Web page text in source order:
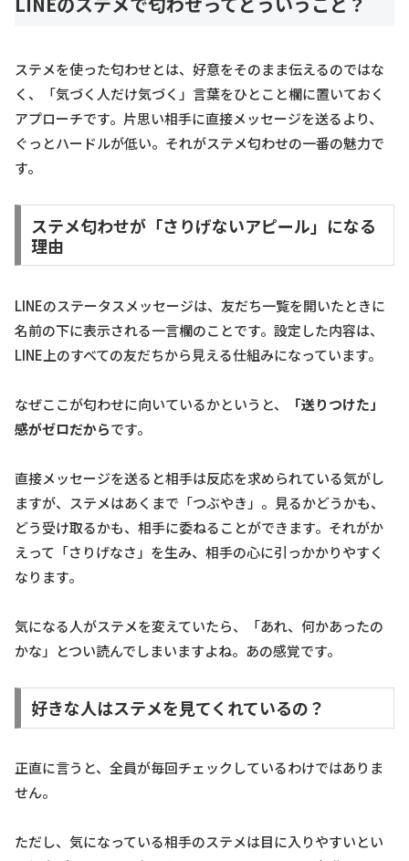
ステメを使った匂わせとは、好意をそのまま伝えるのではな
く、「気づく人だけ気づく」言葉をひとこと欄に置いておく
アプローチです。片思い相手に直接メッセージを送るより、
ぐっとハードルが低い。それがステメ匂わせの一番の魅力で
す。
ステメ匂わせが「さりげないアピール」になる
理由
LINEのステータスメッセージは、友だち一覧を開いたときに
名前の下に表示される一言欄のことです。設定した内容は、
LINE上のすべての友だちから見える仕組みになっています。
なぜここが匂わせに向いているかというと、
「送りつけた」
感がゼロだからです。
直接メッセージを送ると相手は反応を求められている気がし
ますが、ステメはあくまで「つぶやき」。見るかどうかも、
どう受け取るかも、相手に委ねることができます。それがか
えって「さりげなさ」を生み、相手の心に引っかかりやすく
なります。
気になる人がステメを変えていたら、「あれ、何かあったの
かな」とつい読んでしまいますよね。あの感覚です。
好きな人はステメを見てくれているの？
正直に言うと、全員が毎回チェックしているわけではありま
せん。
ただし、気になっている相手のステメは目に入りやすいとい